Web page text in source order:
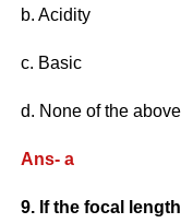
b. Acidity
c. Basic
d. None of the above
Ans- a
9. If the focal